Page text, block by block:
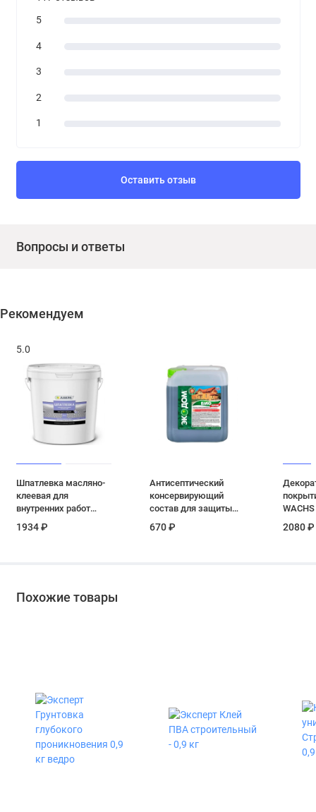
5
4
3
2
1
Оставить отзыв
Вопросы и ответы
Рекомендуем
5.0
Шпатлевка масляно-
клеевая для
внутренних работ
1934 ₽
Антисептический
консервирующий
состав для защиты
фисташковый
670 ₽ 2080 ₽
Похожие товары